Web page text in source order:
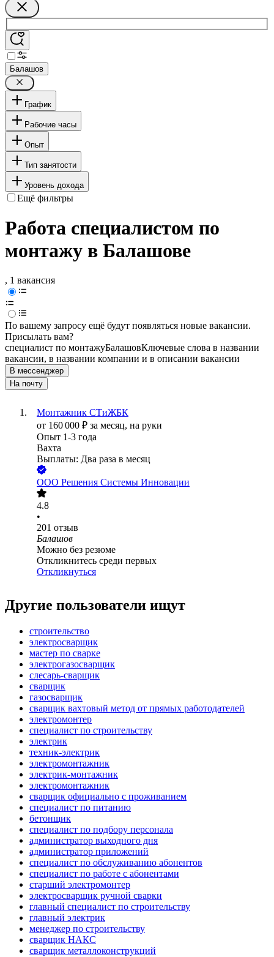
Балашов
График
Рабочие часы
Опыт
Тип занятости
Уровень дохода
Ещё фильтры
Работа специалистом по
монтажу в Балашове
, 1 вакансия
По вашему запросу ещё будут появляться новые вакансии.
Присылать вам?
специалист по монтажуБалашовКлючевые слова в названии
вакансии, в названии компании и в описании вакансии
В мессенджер
На почту
Монтажник СТиЖБК
от 160 000 ₽ за месяц, на руки
Опыт 1-3 года
Вахта
Выплаты: Два раза в месяц
ООО Решения Системы Инновации
4.8
•
201 отзыв
Балашов
Можно без резюме
Откликнитесь среди первых
Откликнуться
Другие пользователи ищут
строительство
электросварщик
мастер по сварке
электрогазосварщик
слесарь-сварщик
сварщик
газосварщик
сварщик вахтовый метод от прямых работодателей
электромонтер
специалист по строительству
электрик
техник-электрик
электромонтажник
электрик-монтажник
электромонтажник
сварщик официально с проживанием
специалист по питанию
бетонщик
специалист по подбору персонала
администратор выходного дня
администратор приложений
специалист по обслуживанию абонентов
специалист по работе с абонентами
старший электромонтер
электросварщик ручной сварки
главный специалист по строительству
главный электрик
менеджер по строительству
сварщик НАКС
сварщик металлоконструкций